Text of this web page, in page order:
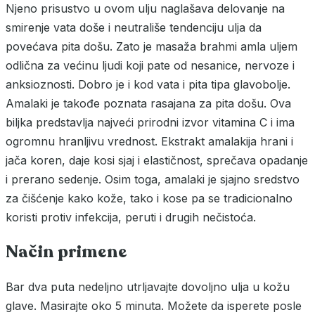
Njeno prisustvo u ovom ulju naglašava delovanje na
smirenje vata doše i neutrališe tendenciju ulja da
povećava pita došu. Zato je masaža brahmi amla uljem
odlična za većinu ljudi koji pate od nesanice, nervoze i
anksioznosti. Dobro je i kod vata i pita tipa glavobolje.
Amalaki je takođe poznata rasajana za pita došu. Ova
biljka predstavlja najveći prirodni izvor vitamina C i ima
ogromnu hranljivu vrednost. Ekstrakt amalakija hrani i
jača koren, daje kosi sjaj i elastičnost, sprečava opadanje
i prerano sedenje. Osim toga, amalaki je sjajno sredstvo
za čišćenje kako kože, tako i kose pa se tradicionalno
koristi protiv infekcija, peruti i drugih nečistoća.
Način primene
Bar dva puta nedeljno utrljavajte dovoljno ulja u kožu
glave. Masirajte oko 5 minuta. Možete da isperete posle